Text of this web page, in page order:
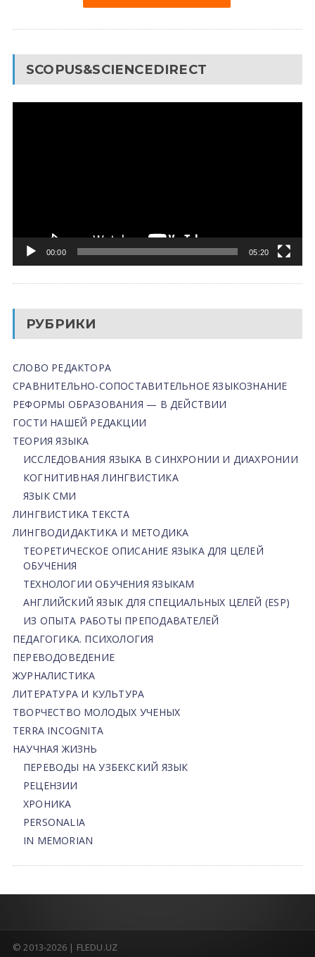
SCOPUS&SCIENCEDIRECT
00:00 05:20
РУБРИКИ
СЛОВО РЕДАКТОРА
СРАВНИТЕЛЬНО-СОПОСТАВИТЕЛЬНОЕ ЯЗЫКОЗНАНИЕ
РЕФОРМЫ ОБРАЗОВАНИЯ — В ДЕЙСТВИИ
ГОСТИ НАШЕЙ РЕДАКЦИИ
ТЕОРИЯ ЯЗЫКА
ИССЛЕДОВАНИЯ ЯЗЫКА В СИНХРОНИИ И ДИАХРОНИИ
КОГНИТИВНАЯ ЛИНГВИСТИКА
ЯЗЫК СМИ
ЛИНГВИСТИКА ТЕКСТА
ЛИНГВОДИДАКТИКА И МЕТОДИКА
ТЕОРЕТИЧЕСКОЕ ОПИСАНИЕ ЯЗЫКА ДЛЯ ЦЕЛЕЙ
ОБУЧЕНИЯ
ТЕХНОЛОГИИ ОБУЧЕНИЯ ЯЗЫКАМ
АНГЛИЙСКИЙ ЯЗЫК ДЛЯ СПЕЦИАЛЬНЫХ ЦЕЛЕЙ (ESP)
ИЗ ОПЫТА РАБОТЫ ПРЕПОДАВАТЕЛЕЙ
ПЕДАГОГИКА. ПСИХОЛОГИЯ
ПЕРЕВОДОВЕДЕНИЕ
ЖУРНАЛИСТИКА
ЛИТЕРАТУРА И КУЛЬТУРА
ТВОРЧЕСТВО МОЛОДЫХ УЧЕНЫХ
TERRA INCOGNITA
НАУЧНАЯ ЖИЗНЬ
ПЕРЕВОДЫ НА УЗБЕКСКИЙ ЯЗЫК
РЕЦЕНЗИИ
ХРОНИКА
PERSONALIA
IN MEMORIAN
© 2013-2026 | FLEDU.UZ